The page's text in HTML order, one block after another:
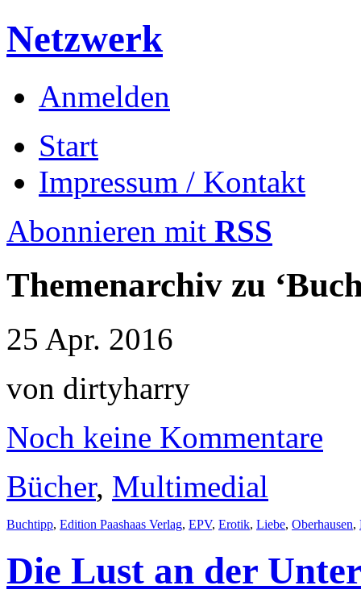
Netzwerk
Anmelden
Start
Impressum / Kontakt
Abonnieren mit RSS
Themenarchiv zu
25 Apr. 2016
von dirtyharry
Noch keine Kommentare
Bücher, Multimedial
Buchtipp, Edition Paashaas Verlag, EPV, Erotik, Liebe, Oberhausen,
Die Lust an der